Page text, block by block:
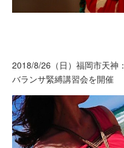
2018/8/26（日）福岡市天神：
バランサ緊縛講習会を開催